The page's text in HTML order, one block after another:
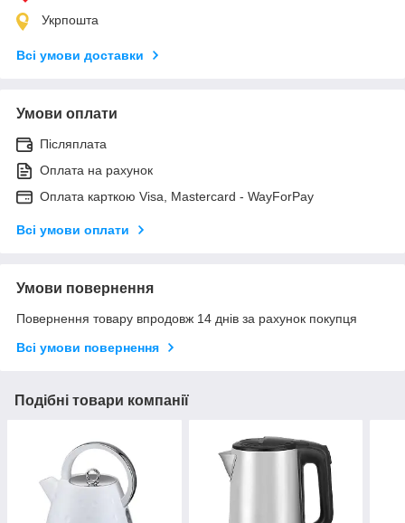
Укрпошта
Всі умови доставки
Умови оплати
Післяплата
Оплата на рахунок
Оплата карткою Visa, Mastercard - WayForPay
Всі умови оплати
Умови повернення
Повернення товару впродовж 14 днів за рахунок покупця
Всі умови повернення
Подібні товари компанії